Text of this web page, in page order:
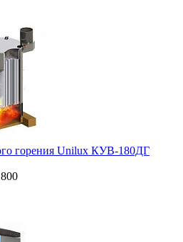
горения Unilux КУВ-180ДГ